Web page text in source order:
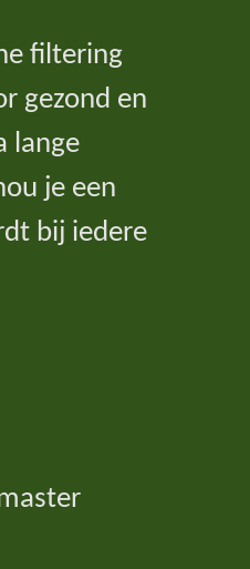
filtering
gezond en
lange
je een
bij iedere